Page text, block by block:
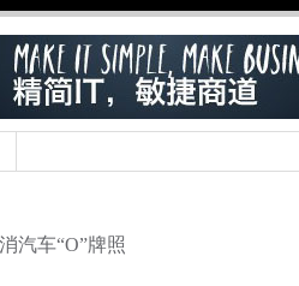
车“O”牌照